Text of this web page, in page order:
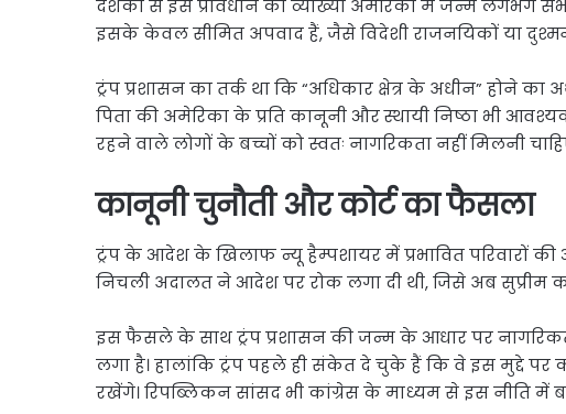
दशकों से इस प्रावधान की व्याख्या अमेरिका में जन्मे लगभग
इसके केवल सीमित अपवाद हैं, जैसे विदेशी राजनयिकों या
ट्रंप प्रशासन का तर्क था कि “अधिकार क्षेत्र के अधीन” होने
पिता की अमेरिका के प्रति कानूनी और स्थायी निष्ठा भी
रहने वाले लोगों के बच्चों को स्वतः नागरिकता नहीं मिलनी
कानूनी चुनौती और कोर्ट का फैसला
ट्रंप के आदेश के खिलाफ न्यू हैम्पशायर में प्रभावित परिवारों
निचली अदालत ने आदेश पर रोक लगा दी थी, जिसे अब सुप्रीम
इस फैसले के साथ ट्रंप प्रशासन की जन्म के आधार पर
लगा है। हालांकि ट्रंप पहले ही संकेत दे चुके हैं कि वे इस मुद्दे पर
रखेंगे। रिपब्लिकन सांसद भी कांग्रेस के माध्यम से इस नीति में